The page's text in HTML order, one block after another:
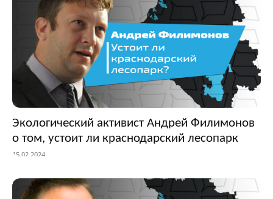
Экологический активист Андрей Филимонов
о том, устоит ли краснодарский лесопарк
15.02.2024